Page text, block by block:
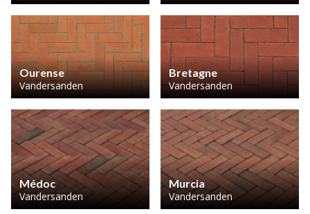
Ourense
Vandersanden
Bretagne
Vandersanden
Médoc
Vandersanden
Murcia
Vandersanden